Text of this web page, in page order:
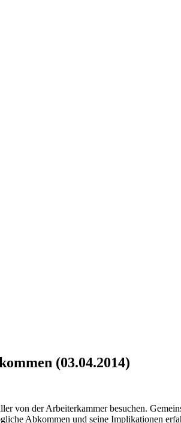
(03.04.2014)
von der Arbeiterkammer besuchen.
Abkommen und seine Implikationen